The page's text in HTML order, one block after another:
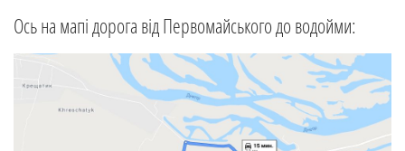
Ось на мапі дорога від Первомайського до водойми: